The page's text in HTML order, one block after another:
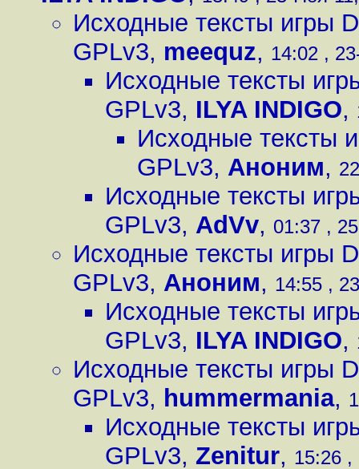
Исходные тексты игры
GPLv3, meequz, 14:02 ,
Исходные тексты
GPLv3, ILYA INDIGO,
Исходные тексты
GPLv3, Аноним,
Исходные тексты
GPLv3, AdVv, 01:37 ,
Исходные тексты игры
GPLv3, Аноним, 14:55 ,
Исходные тексты
GPLv3, ILYA INDIGO,
Исходные тексты игры
GPLv3, hummermania,
Исходные тексты
GPLv3, Zenitur, 15:26 ,